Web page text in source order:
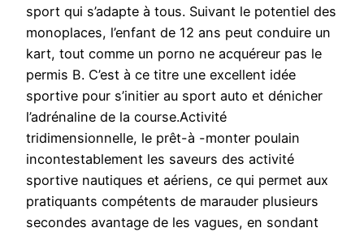
sport qui s’adapte à tous. Suivant le potentiel des
monoplaces, l’enfant de 12 ans peut conduire un
kart, tout comme un porno ne acquéreur pas le
permis B. C’est à ce titre une excellent idée
sportive pour s’initier au sport auto et dénicher
l’adrénaline de la course.Activité
tridimensionnelle, le prêt-à -monter poulain
incontestablement les saveurs des activité
sportive nautiques et aériens, ce qui permet aux
pratiquants compétents de marauder plusieurs
secondes avantage de les vagues, en sondant